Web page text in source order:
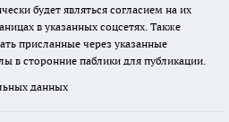
будет являться согласием на их
в указанных соцсетях. Также
присланные через указанные
в сторонние паблики для публикации.
данных